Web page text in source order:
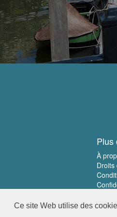
Ce site Web utilise des
Plus
À
Droits